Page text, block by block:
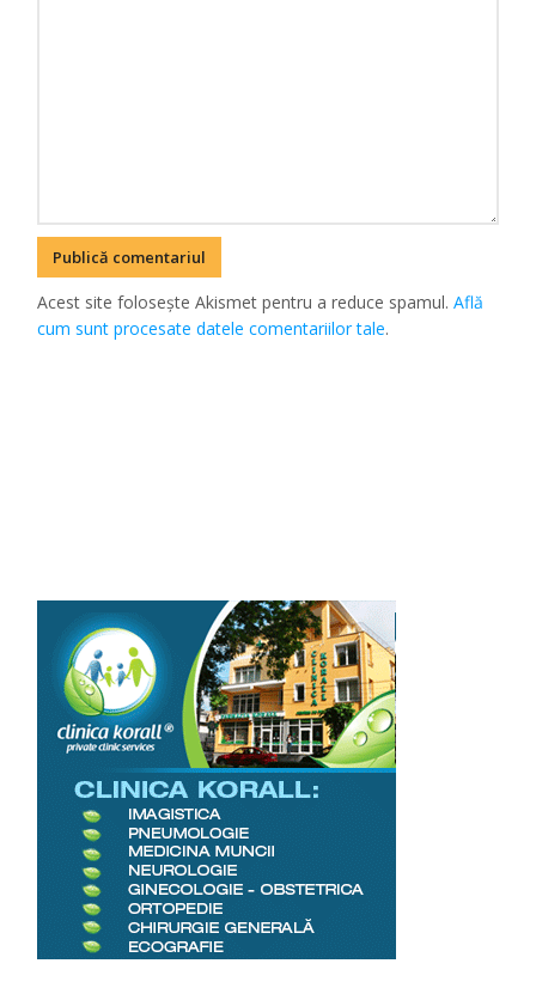
Acest site folosește Akismet pentru a reduce spamul.Află
cum sunt procesate datele comentariilor tale.